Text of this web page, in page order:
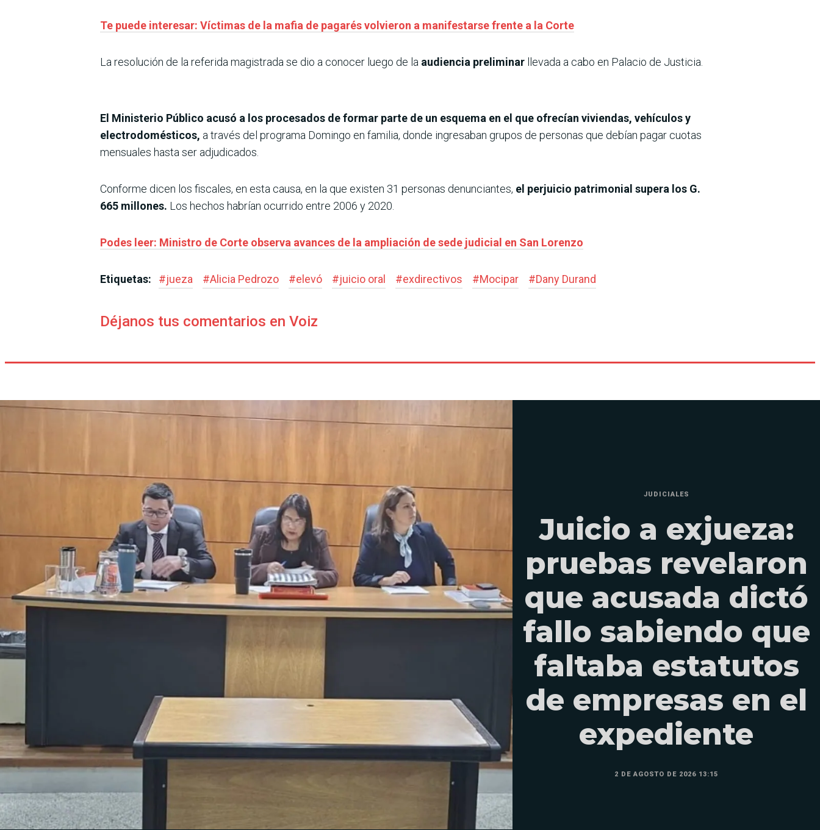
Te puede interesar: Víctimas de la mafia de pagarés volvieron a manifestarse frente a la Corte
La resolución de la referida magistrada se dio a conocer luego de la audiencia preliminar llevada a cabo en Palacio de Justicia.
El Ministerio Público acusó a los procesados de formar parte de un esquema en el que ofrecían viviendas, vehículos y
electrodomésticos, a través del programa Domingo en familia, donde ingresaban grupos de personas que debían pagar cuotas
mensuales hasta ser adjudicados.
Conforme dicen los fiscales, en esta causa, en la que existen 31 personas denunciantes, el perjuicio patrimonial supera los G.
665 millones. Los hechos habrían ocurrido entre 2006 y 2020.
Podes leer: Ministro de Corte observa avances de la ampliación de sede judicial en San Lorenzo
Etiquetas: #jueza #Alicia Pedrozo #elevó #juicio oral #exdirectivos #Mocipar #Dany Durand
Déjanos tus comentarios en Voiz
JUDICIALES
Juicio a exjueza:
pruebas revelaron
que acusada dictó
fallo sabiendo que
faltaba estatutos
de empresas en el
expediente
2 DE AGOSTO DE 2026 13:15